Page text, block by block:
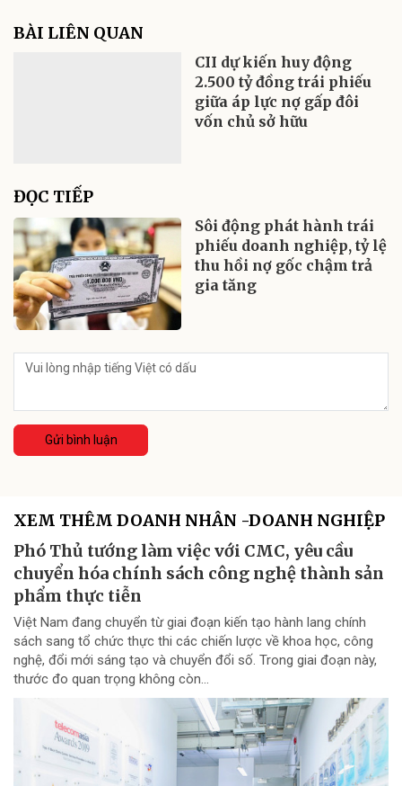
BÀI LIÊN QUAN
CII dự kiến huy động
2.500 tỷ đồng trái phiếu
giữa áp lực nợ gấp đôi
vốn chủ sở hữu
ĐỌC TIẾP
Sôi động phát hành trái
phiếu doanh nghiệp, tỷ lệ
thu hồi nợ gốc chậm trả
gia tăng
Gửi bình luận
XEM THÊM DOANH NHÂN -DOANH NGHIỆP
Phó Thủ tướng làm việc với CMC, yêu cầu
chuyển hóa chính sách công nghệ thành sản
phẩm thực tiễn
Việt Nam đang chuyển từ giai đoạn kiến tạo hành lang chính
sách sang tổ chức thực thi các chiến lược về khoa học, công
nghệ, đổi mới sáng tạo và chuyển đổi số. Trong giai đoạn này,
thước đo quan trọng không còn...